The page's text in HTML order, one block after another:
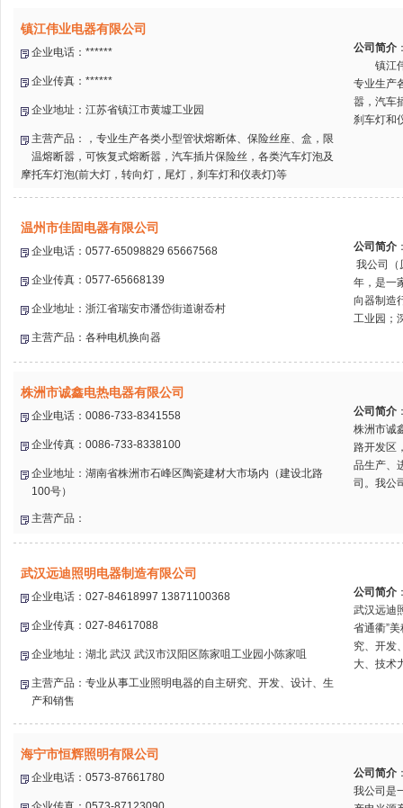
镇江伟业电器有限公司
企业电话：******
企业传真：******
企业地址：江苏省镇江市黄墟工业园
主营产品：，专业生产各类小型管状熔断体、保险丝座、盒，限
温熔断嚣，可恢复式熔断嚣，汽车插片保险丝，各类汽车灯泡及
摩托车灯泡(前大灯，转向灯，尾灯，刹车灯和仪表灯)等
公司简介
镇江伟
专业生产
嚣，汽车
刹车灯和
温州市佳固电器有限公司
企业电话：0577-65098829 65667568
企业传真：0577-65668139
企业地址：浙江省瑞安市潘岱街道谢岙村
主营产品：各种电机换向器
公司简介
我公司（
年，是一
向器制造
工业园；
株洲市诚鑫电热电器有限公司
企业电话：0086-733-8341558
企业传真：0086-733-8338100
企业地址：湖南省株洲市石峰区陶瓷建材大市场内（建设北路
100号）
主营产品：
公司简介
株洲市诚
路开发区
品生产、
司。我公
武汉远迪照明电器制造有限公司
企业电话：027-84618997 13871100368
企业传真：027-84617088
企业地址：湖北 武汉 武汉市汉阳区陈家咀工业园小陈家咀
主营产品：专业从事工业照明电器的自主研究、开发、设计、生
产和销售
公司简介
武汉远迪
省通衢”
究、开发
大、技术
海宁市恒辉照明有限公司
企业电话：0573-87661780 公司简介
我公司是